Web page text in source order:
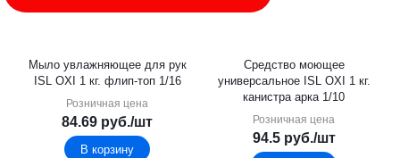
Мыло увлажняющее для рук
ISL OXI 1 кг. флип-топ 1/16
Розничная цена
84.69 руб./шт
В корзину
Средство моющее
универсальное ISL OXI 1 кг.
канистра арка 1/10
Розничная цена
94.5руб./шт